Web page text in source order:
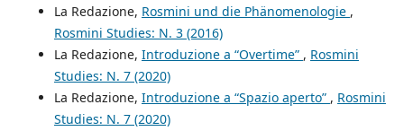
La Redazione, Rosmini und die Phänomenologie ,
Rosmini Studies: N. 3 (2016)
La Redazione, Introduzione a “Overtime” , Rosmini
Studies: N. 7 (2020)
La Redazione, Introduzione a “Spazio aperto” , Rosmini
Studies: N. 7 (2020)